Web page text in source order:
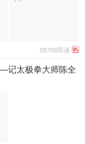
热
28768阅读
记太极拳大师陈全